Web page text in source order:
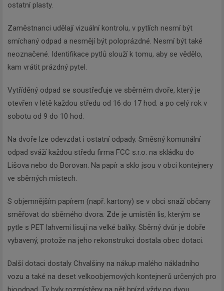
ostatní plasty.
Zaměstnanci udělají vizuální kontrolu, v pytlích nesmí být
smíchaný odpad a nesmějí být poloprázdné. Nesmí být také
neoznačené. Identifikace pytlů slouží k tomu, aby se vědělo,
kam vrátit prázdný pytel.
Vytříděný odpad se soustřeďuje ve sběrném dvoře, který je
otevřen v létě každou středu od 16 do 17 hod. a po celý rok v
sobotu od 9 do 10 hod.
Na dvoře lze odevzdat i ostatní odpady. Směsný komunální
odpad sváží každou středu firma FCC s.r.o. na skládku do
Lišova nebo do Borovan. Na papír a sklo jsou v obci kontejnery
ve sběrných místech.
S objemnějším papírem (např. kartony) se v obci snaží občany
směřovat do sběrného dvora. Zde je umístěn lis, kterým se
pytle s PET lahvemi lisují na velké balíky. Sběrný dvůr je dobře
vybavený, protože na jeho rekonstrukci dostala obec dotaci.
Další dotaci dostaly Chvalšiny na nákup malého nákladního
vozu a také na deset velkoobjemových kontejnerů určených pro